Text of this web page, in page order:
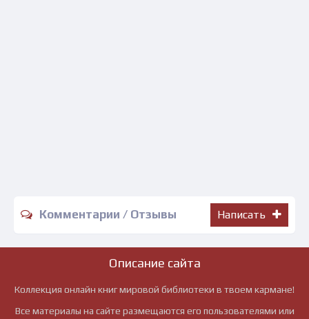
Комментарии / Отзывы Написать
Описание сайта
Коллекция онлайн книг мировой библиотеки в твоем кармане!
Все материалы на сайте размещаются его пользователями или